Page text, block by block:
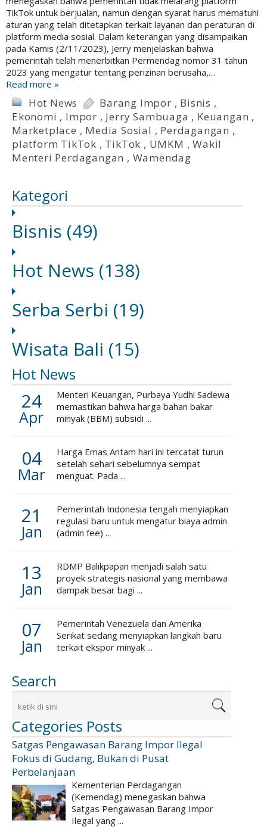
TikTok untuk berjualan, namun dengan syarat harus mematuhi
aturan yang telah ditetapkan terkait layanan dan peraturan di
platform media sosial. Dalam keterangan yang disampaikan
pada Kamis (2/11/2023), Jerry menjelaskan bahwa
pemerintah telah menerbitkan Permendag nomor 31 tahun
2023 yang mengatur tentang perizinan berusaha,…
Read more »
Hot News Barang Impor , Bisnis ,
Ekonomi , Impor , Jerry Sambuaga , Keuangan ,
Marketplace , Media Sosial , Perdagangan ,
platform TikTok , TikTok , UMKM ,Wakil
Menteri Perdagangan , Wamendag
Kategori
Bisnis (49)
Hot News (138)
Serba Serbi (19)
Wisata Bali (15)
Hot News
24
Apr
Menteri Keuangan, Purbaya Yudhi Sadewa
memastikan bahwa harga bahan bakar
minyak (BBM) subsidi ...
04
Mar
Harga Emas Antam hari ini tercatat turun
setelah sehari sebelumnya sempat
menguat. Pada ...
21
Jan
Pemerintah Indonesia tengah menyiapkan
regulasi baru untuk mengatur biaya admin
(admin fee) ...
13
Jan
RDMP Balikpapan menjadi salah satu
proyek strategis nasional yang membawa
dampak besar bagi ...
07
Jan
Pemerintah Venezuela dan Amerika
Serikat sedang menyiapkan langkah baru
terkait ekspor minyak ...
Search
Categories Posts
Satgas Pengawasan Barang Impor Ilegal
Fokus di Gudang, Bukan di Pusat
Perbelanjaan
Kementerian Perdagangan
(Kemendag) menegaskan bahwa
Satgas Pengawasan Barang Impor
Ilegal yang ...